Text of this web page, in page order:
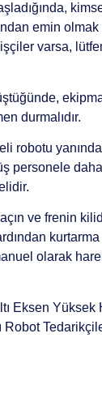
emin
işçiler varsa,
durmalıdır.
robotu
personele
ve frenin
olarak
Eksen Yüksek
Robot